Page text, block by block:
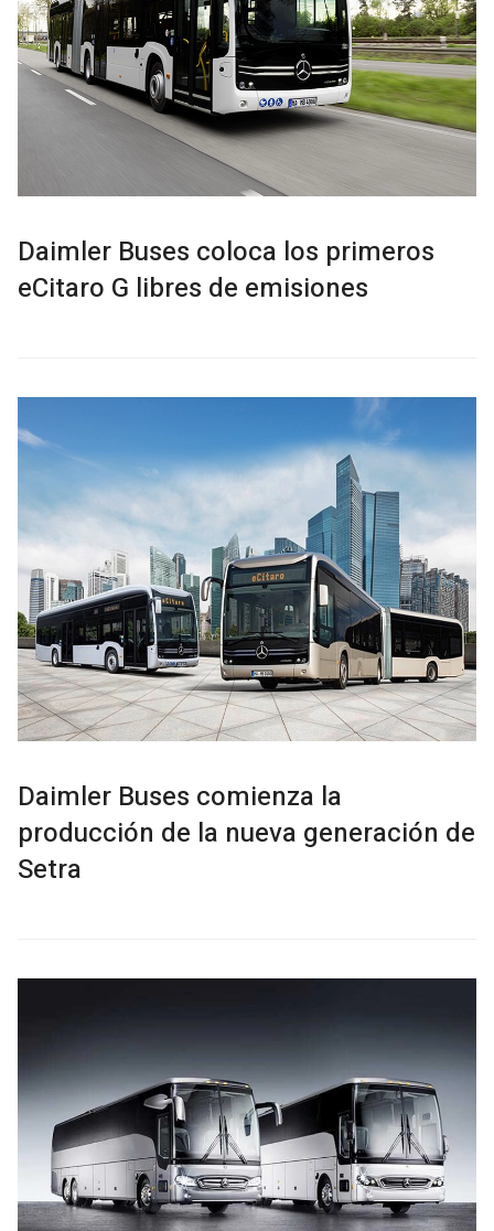
Daimler Buses coloca los primeros
eCitaro G libres de emisiones
Daimler Buses comienza la
producción de la nueva generación de
Setra